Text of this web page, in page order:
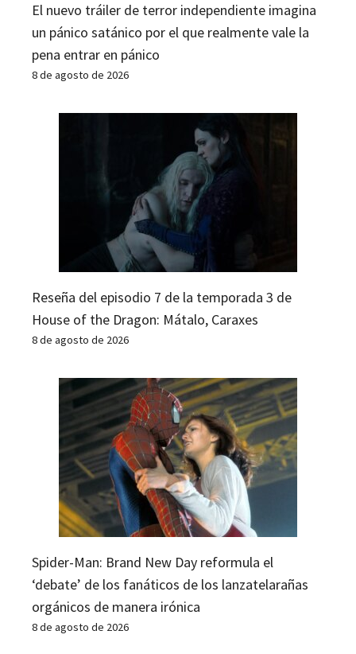
El nuevo tráiler de terror independiente imagina
un pánico satánico por el que realmente vale la
pena entrar en pánico
8 de agosto de 2026
Reseña del episodio 7 de la temporada 3 de
House of the Dragon: Mátalo, Caraxes
8 de agosto de 2026
Spider-Man: Brand New Day reformula el
‘debate’ de los fanáticos de los lanzatelarañas
orgánicos de manera irónica
8 de agosto de 2026